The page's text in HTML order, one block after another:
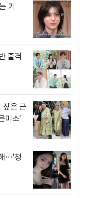
기
출격
짚은 근
미소'
…'청